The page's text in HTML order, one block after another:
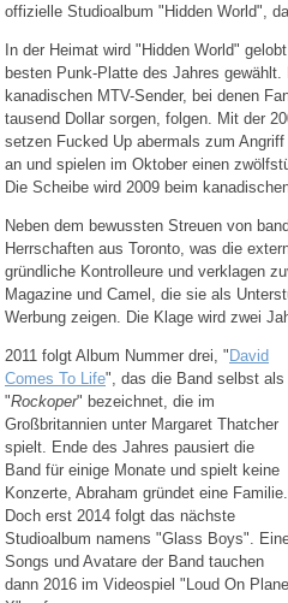
offizielle Studioalbum "Hidden World",
In der Heimat wird "Hidden World"
besten Punk-Platte des Jahres
kanadischen MTV-Sender, bei denen
tausend Dollar sorgen, folgen. Mit der
setzen Fucked Up abermals zum
an und spielen im Oktober einen
Die Scheibe wird 2009 beim
Neben dem bewussten Streuen von
Herrschaften aus Toronto, was die
gründliche Kontrolleure und verklagen
Magazine und Camel, die sie als
Werbung zeigen. Die Klage wird zwei
2011 folgt Album Nummer drei, " David
Comes To Life", das die Band selbst als
"Rockoper" bezeichnet, die im
Großbritannien unter Margaret Thatcher
spielt. Ende des Jahres pausiert die
Band für einige Monate und spielt keine
Konzerte, Abraham gründet eine Familie.
Doch erst 2014 folgt das nächste
Studioalbum namens "Glass Boys".
Songs und Avatare der Band tauchen
dann 2016 im Videospiel "Loud On